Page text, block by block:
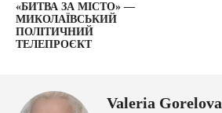
«БИТВА ЗА МІСТО» —
МИКОЛАЇВСЬКИЙ
ПОЛІТИЧНИЙ
ТЕЛЕПРОЄКТ
Valeria Gorelova